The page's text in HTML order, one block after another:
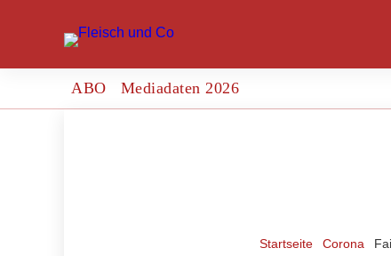
ABO Mediadaten 2026
Startseite Corona